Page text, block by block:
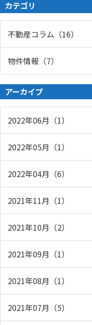
カテゴリ
不動産コラム（16）
物件情報（7）
アーカイブ
2022年06月（1）
2022年05月（1）
2022年04月（6）
2021年11月（1）
2021年10月（2）
2021年09月（1）
2021年08月（1）
2021年07月（5）